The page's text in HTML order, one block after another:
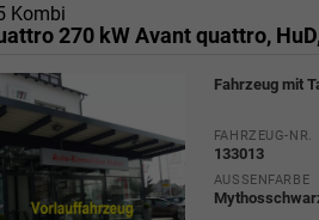
Kombi
Fahrzeug mit
FAHRZEUG-NR.
133013
AUSSENFARBE